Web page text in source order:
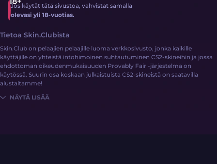
Jos käytät tätä sivustoa, vahvistat samalla
olevasi yli 18-vuotias.
Tietoa Skin.Clubista
Skin.Club on pelaajien pelaajille luoma verkkosivusto, jonka kaikille
käyttäjille on yhteistä intohimoinen suhtautuminen CS2-skineihin ja jossa
ehdottoman oikeudenmukaisuuden Provably Fair -järjestelmä on
käytössä. Suurin osa koskaan julkaistuista CS2-skineistä on saatavilla
alustaltamme!
CS2-skinien hankkiminen ei ole koskaan ollut helpompaa:
NÄYTÄ LISÄÄ